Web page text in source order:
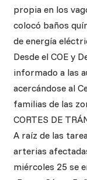
propia en los
colocó baños
de energía
Desde el COE y
informado a las
acercándose al
familias de las
CORTES DE
A raíz de las
arterias
miércoles 25 se